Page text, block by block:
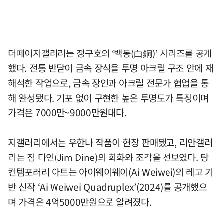
더페이지갤러리는 정구호의 ‘백동(白銅)’ 시리즈를 공개
했다. 전통 반닫이 금속 장식을 투명 아크릴 구조 안에 재
해석한 작업으로, 금속 장인과 아크릴 전문가 협업을 통
해 완성됐다. 기포 없이 구현한 높은 투명도가 특징이며
가격은 7000만~9000만원대다.
지갤러리에서는 우한나 작품이 현장 판매됐고, 리안갤러
리는 짐 다인(Jim Dine)의 회화와 조각을 선보였다. 탕
컨템포러리 아트는 아이웨이웨이(Ai Weiwei)의 레고 기
반 신작 ‘Ai Weiwei Quadruplex’(2024)를 공개했으
며 가격은 4억5000만원으로 알려졌다.